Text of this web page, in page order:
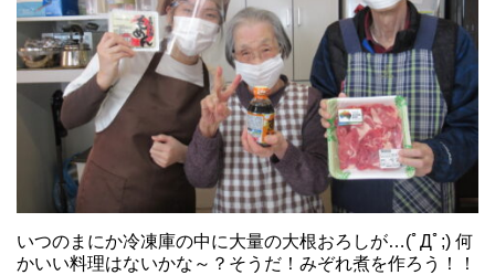
いつのまにか冷凍庫の中に大量の大根おろしが…(ﾟДﾟ;) 何
かいい料理はないかな～？そうだ！みぞれ煮を作ろう！！